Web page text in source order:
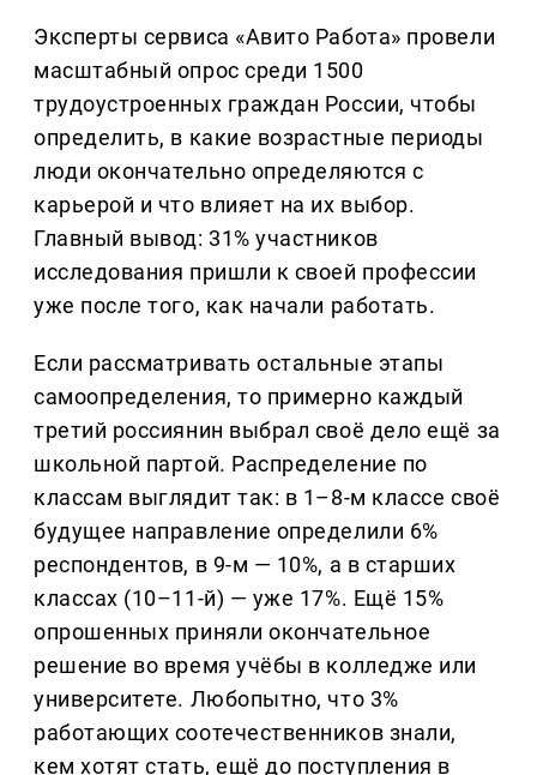
Эксперты сервиса «Авито Работа» провели
масштабный опрос среди 1500
трудоустроенных граждан России, чтобы
определить, в какие возрастные периоды
люди окончательно определяются с
карьерой и что влияет на их выбор.
Главный вывод: 31% участников
исследования пришли к своей профессии
уже после того, как начали работать.
Если рассматривать остальные этапы
самоопределения, то примерно каждый
третий россиянин выбрал своё дело ещё за
школьной партой. Распределение по
классам выглядит так: в 1–8-м классе своё
будущее направление определили 6%
респондентов, в 9-м — 10%, а в старших
классах (10–11-й) — уже 17%. Ещё 15%
опрошенных приняли окончательное
решение во время учёбы в колледже или
университете. Любопытно, что 3%
работающих соотечественников знали,
кем хотят стать, ещё до поступления в